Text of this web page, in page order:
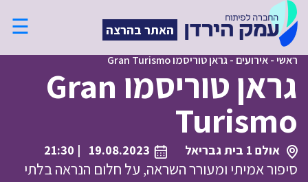
האתר בהרצה ☰
ראשי-אירועים -גראן טוריסמו Gran Turismo
גראן טוריסמו Gran
Turismo
אולם 1 בית גבריאל 19.08.2023
| 21:30
סיפור אמיתי ומעורר השראה, על חלום הנראה בלתי